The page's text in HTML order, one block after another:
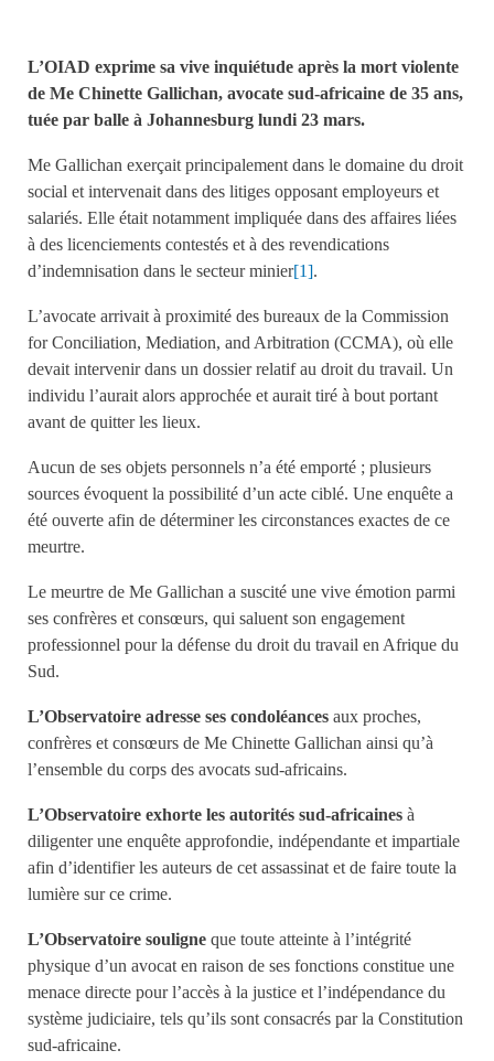
L’OIAD exprime sa vive inquiétude après la mort violente
de Me Chinette Gallichan, avocate sud-africaine de 35 ans,
tuée par balle à Johannesburg lundi 23 mars.
Me Gallichan exerçait principalement dans le domaine du droit
social et intervenait dans des litiges opposant employeurs et
salariés. Elle était notamment impliquée dans des affaires liées
à des licenciements contestés et à des revendications
d’indemnisation dans le secteur minier[1].
L’avocate arrivait à proximité des bureaux de la Commission
for Conciliation, Mediation, and Arbitration (CCMA), où elle
devait intervenir dans un dossier relatif au droit du travail. Un
individu l’aurait alors approchée et aurait tiré à bout portant
avant de quitter les lieux.
Aucun de ses objets personnels n’a été emporté ; plusieurs
sources évoquent la possibilité d’un acte ciblé. Une enquête a
été ouverte afin de déterminer les circonstances exactes de ce
meurtre.
Le meurtre de Me Gallichan a suscité une vive émotion parmi
ses confrères et consœurs, qui saluent son engagement
professionnel pour la défense du droit du travail en Afrique du
Sud.
L’Observatoire adresse ses condoléances aux proches,
confrères et consœurs de Me Chinette Gallichan ainsi qu’à
l’ensemble du corps des avocats sud-africains.
L’Observatoire exhorte les autorités sud-africaines à
diligenter une enquête approfondie, indépendante et impartiale
afin d’identifier les auteurs de cet assassinat et de faire toute la
lumière sur ce crime.
L’Observatoire souligne que toute atteinte à l’intégrité
physique d’un avocat en raison de ses fonctions constitue une
menace directe pour l’accès à la justice et l’indépendance du
système judiciaire, tels qu’ils sont consacrés par la Constitution
sud-africaine.